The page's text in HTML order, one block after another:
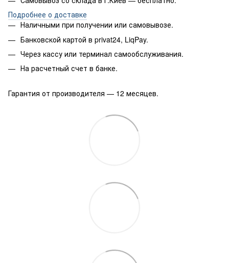
Подробнее о доставке
Наличными при получении или самовывозе.
Банковской картой в privat24, LiqPay.
Через кассу или терминал самообслуживания.
На расчетный счет в банке.
Гарантия от производителя — 12 месяцев.